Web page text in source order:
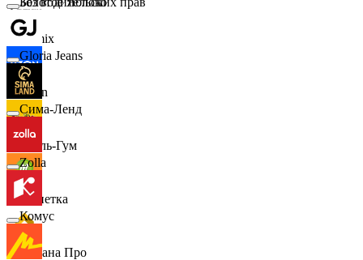
Demix
Ozon
Бубль-Гум
Монетка
Лемана Про
Gloria Jeans
Сима-Ленд
Zolla
Комус